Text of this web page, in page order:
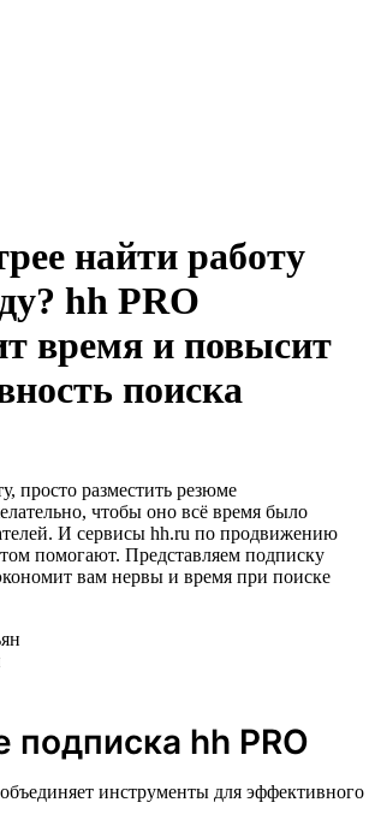
найти работу
hh PRO
время и повысит
поиска
просто разместить резюме
чтобы оно всё время было
И сервисы hh.ru по продвижению
помогают. Представляем подписку
вам нервы и время при поиске
подписка hh PRO
инструменты для эффективного